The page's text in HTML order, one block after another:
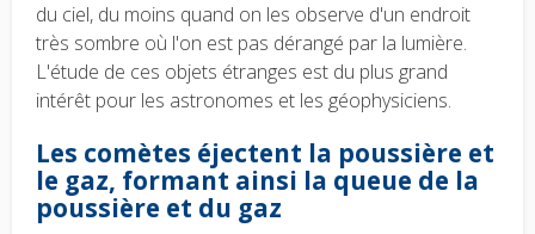
du ciel, du moins quand on les observe d'un endroit
très sombre où l'on est pas dérangé par la lumière.
L'étude de ces objets étranges est du plus grand
intérêt pour les astronomes et les géophysiciens.
Les comètes éjectent la poussière et
le gaz, formant ainsi la queue de la
poussière et du gaz